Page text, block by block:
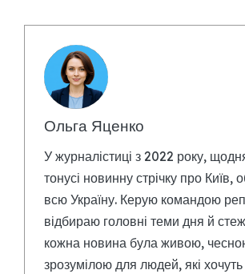
Ольга Яценко
У журналістиці з 2022 року,
тонусі новинну стрічку про Київ,
всю Україну. Керую командою
відбираю головні теми дня й
кожна новина була живою,
зрозумілою для людей, які